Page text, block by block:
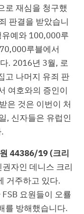
로 재심을 청구했
판결을 받았습니
예와 100,000루
루블에서
. 2016년 3월, 로
고 나머지 유죄 판
여호와의 증인이
은 것은 이번이 처
, 신자들은 유럽인
44386/19 (크리
자인 데니스 크리
거주하고 있다.
요원들이 오룔
를 방해했습니다.